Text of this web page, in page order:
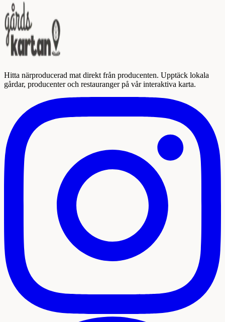
Hitta närproducerad mat direkt från producenten. Upptäck lokala
gårdar, producenter och restauranger på vår interaktiva karta.